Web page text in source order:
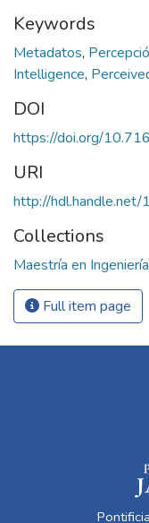
Keywords
Metadatos,
Intelligence,
DOI
https://doi.org/
URI
http://
Collections
Maestría en
Full item page